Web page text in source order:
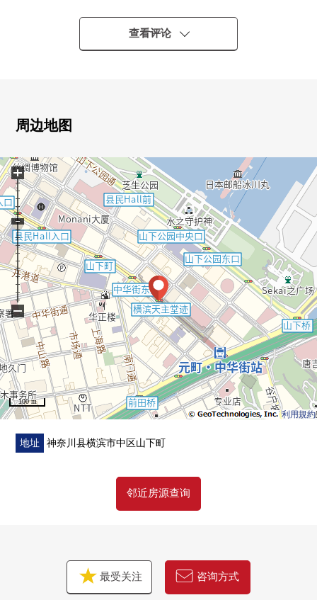
・ 到港未来线"元町·中华街"车站平坦的路程
▼房间的特徴
・ 有在洗的衣物晒干之前的日光浴室
▼设备
・ 各房间有收纳以及壁橱，丰富的存储空间
・ 风景、通风、阳光在7楼良好
▼翻新内容
・ 2016年大规模的修理实施
▼周边环境
・ 为对Mansion 1楼部分有超市"Maruetsu微型山下公园
店"便于购物
・ 购物不久到超市"业务超市横滨中华街店"(约460m)便利
・ 到原市镇小学到约1400m港中学约650m
・ 包括步行1分在内到中华街东门，近邻商业设施充实
■在找想要的家方面给予帮助的━━━━━・・・
房源的详细、需讨论是如有意向，请跟我们联系。
查看评论
周边地图
利用規約
100 m
+
−
地址 神奈川县横滨市中区山下町
邻近房源查询
最受关注 咨询方式